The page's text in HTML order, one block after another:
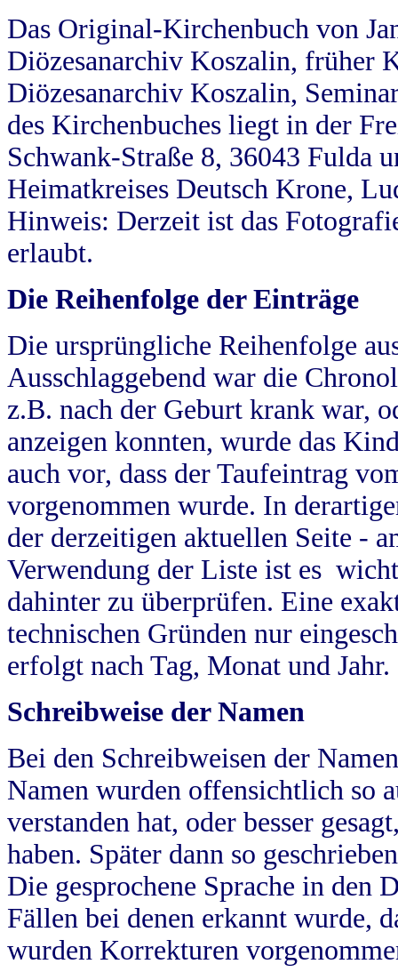
Das Original-Kirchenbuch von
Diözesanarchiv Koszalin, früher
Diözesanarchiv Koszalin,
des Kirchenbuches liegt in der
Schwank-Straße 8, 36043 Fulda
Heimatkreises Deutsch Krone,
Hinweis: Derzeit ist das
erlaubt.
Die Reihenfolge der Einträge
Die ursprüngliche Reihenfolge
Ausschlaggebend war die
z.B. nach der Geburt krank war,
anzeigen konnten, wurde das
auch vor, dass der Taufeintrag
vorgenommen wurde. In
der derzeitigen aktuellen Seite -
Verwendung der Liste ist es
dahinter zu überprüfen. Eine
technischen Gründen nur
erfolgt nach Tag, Monat und Jahr.
Schreibweise der Namen
Bei den Schreibweisen der
Namen wurden offensichtlich so
verstanden hat, oder besser
haben. Später dann so
Die gesprochene Sprache in
Fällen bei denen erkannt wurde,
wurden Korrekturen